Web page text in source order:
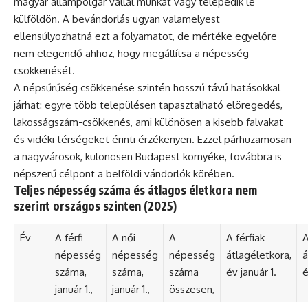
külföldön. A bevándorlás ugyan valamelyest
ellensúlyozhatná ezt a folyamatot, de mértéke egyelőre
nem elegendő ahhoz, hogy megállítsa a népesség
csökkenését.
A népsűrűség csökkenése szintén hosszú távú hatásokkal
járhat: egyre több településen tapasztalható elöregedés,
lakosságszám-csökkenés, ami különösen a kisebb falvakat
és vidéki térségeket érinti érzékenyen. Ezzel párhuzamosan
a nagyvárosok, különösen Budapest környéke, továbbra is
népszerű célpont a belföldi vándorlók körében.
Teljes népesség száma és átlagos életkora nem
szerint országos szinten (2025)
Év
A férfi
népesség
száma,
január 1.,
A női
népesség
száma,
január 1.,
A
népesség
száma
összesen,
A férfiak
átlagéletkora,
év január 1.